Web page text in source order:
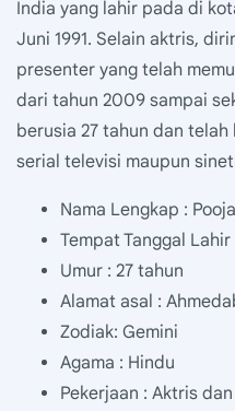
India yang lahir pada di
Juni 1991. Selain aktris,
presenter yang telah
dari tahun 2009 sampai
berusia 27 tahun dan
serial televisi maupun
Nama Lengkap :
Tempat Tanggal Lahir
Umur : 27 tahun
Alamat asal :
Zodiak: Gemini
Agama : Hindu
Pekerjaan : Aktris